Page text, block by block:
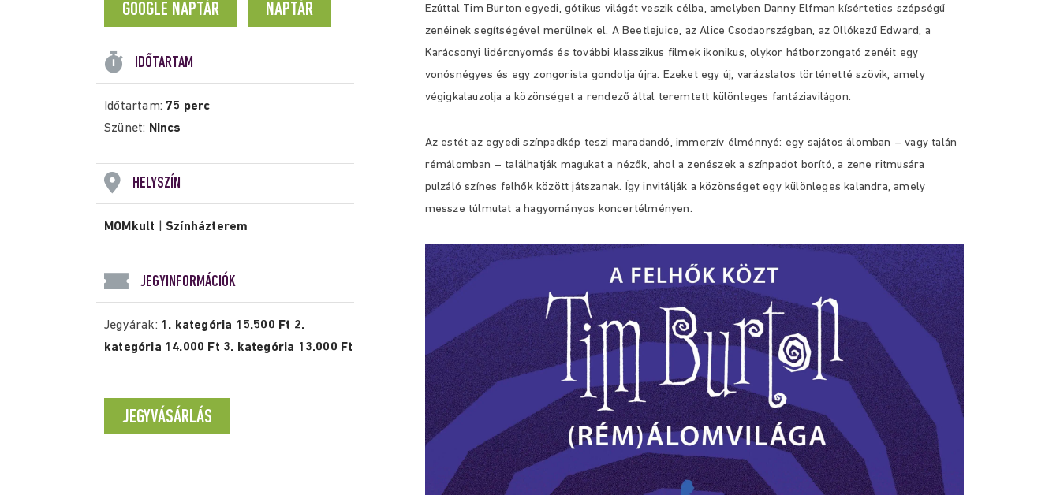
GOOGLE NAPTÁR NAPTÁR
IDŐTARTAM
Időtartam: 75 perc
Szünet: Nincs
HELYSZÍN
MOMkult |Színházterem
JEGYINFORMÁCIÓK
Jegyárak: 1. kategória 15.500 Ft 2.
kategória 14.000 Ft 3. kategória 13.000 Ft
JEGYVÁSÁRLÁS
Ezúttal Tim Burton egyedi, gótikus világát veszik célba, amelyben Danny Elfman kísérteties szépségű
zenéinek segítségével merülnek el. A Beetlejuice, az Alice Csodaországban, az Ollókezű Edward, a
Karácsonyi lidércnyomás és további klasszikus filmek ikonikus, olykor hátborzongató zenéit egy
vonósnégyes és egy zongorista gondolja újra. Ezeket egy új, varázslatos történetté szövik, amely
végigkalauzolja a közönséget a rendező által teremtett különleges fantáziavilágon.
Az estét az egyedi színpadkép teszi maradandó, immerzív élménnyé: egy sajátos álomban – vagy talán
rémálomban – találhatják magukat a nézők, ahol a zenészek a színpadot borító, a zene ritmusára
pulzáló színes felhők között játszanak. Így invitálják a közönséget egy különleges kalandra, amely
messze túlmutat a hagyományos koncertélményen.